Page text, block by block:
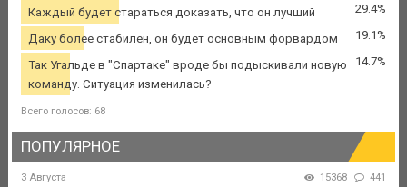
Каждый будет стараться доказать, что он лучший 29.4%
Даку более стабилен, он будет основным форвардом 19.1%
Так Угальде в "Спартаке" вроде бы подыскивали новую
команду. Ситуация изменилась?
14.7%
Всего голосов: 68
ПОПУЛЯРНОЕ
3 Августа 15368 441